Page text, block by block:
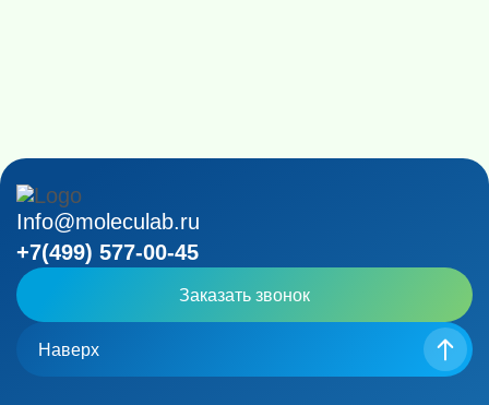
Info@moleculab.ru
+7(499) 577-00-45
Заказать звонок
Наверх